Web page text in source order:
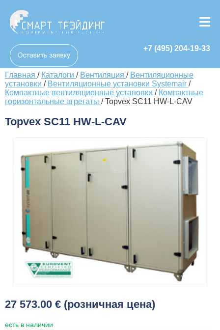
+7 (495) 204-19-33
Главная / Каталоги / Вентиляция / Вентиляционные
установки / Вентиляционные установки Systemair /
Компактные вентиляционные установки / Компактные
горизонтальные агрегаты /Topvex SC11 HW-L-CAV
Topvex SC11 HW-L-CAV
27 573.00 € (розничная цена)
есть в наличии